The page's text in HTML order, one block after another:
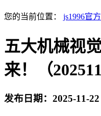
您的当前位置： js1996官
五大机械视
来！（
发布日期： 2025-11-